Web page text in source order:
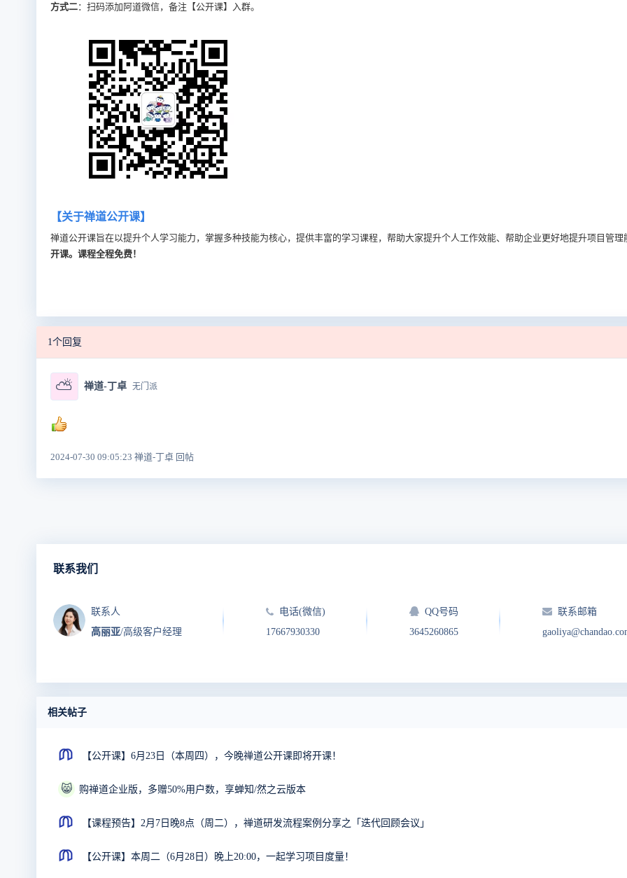
方式二：扫码添加阿道微信，备注【公开课】入群。
【关于禅道公开课】
禅道公开课旨在以提升个人学习能力，掌握多种技能为核心，提供丰富的学习课程，帮助大家提升个人工作效能、帮助企业更好地提升项目管理
开课。课程全程免费！
1个回复
⛅ 禅道-丁卓 无门派
2024-07-30 09:05:23 禅道-丁卓 回帖
联系我们
联系人
高丽亚/高级客户经理
电话(微信)
17667930330
QQ号码
3645260865
联系邮箱
相关帖子
【公开课】6月23日（本周四），今晚禅道公开课即将开课！
😸 购禅道企业版，多赠50%用户数，享蝉知/然之云版本
【课程预告】2月7日晚8点（周二），禅道研发流程案例分享之「迭代回顾会议」
【公开课】本周二（6月28日）晚上20:00，一起学习项目度量！